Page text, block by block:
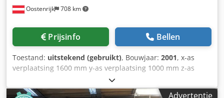
Oostenrijk 708 km
Prijsinfo Bellen
Toestand: uitstekend (gebruikt), Bouwjaar: 2001, x-as
verplaatsing 1600 mm y-as verplaatsing 1000 mm z-as
verplaatsing 780 mm - Aantal bewerkingsassen (zonder
parallelassen) 5 - Verplaatsing X-as 1600 mm - Verplaatsing
Advertentie